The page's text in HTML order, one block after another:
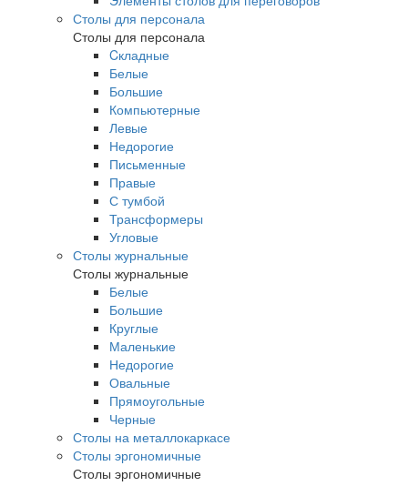
Столы для персонала
Столы для персонала
Cкладные
Белые
Большие
Компьютерные
Левые
Недорогие
Письменные
Правые
С тумбой
Трансформеры
Угловые
Столы журнальные
Столы журнальные
Белые
Большие
Круглые
Маленькие
Недорогие
Овальные
Прямоугольные
Черные
Столы на металлокаркасе
Столы эргономичные
Столы эргономичные